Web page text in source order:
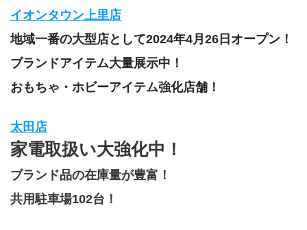
イオンタウン上里店
地域一番の大型店として2024年4月26日オープン！
ブランドアイテム大量展示中！
おもちゃ・ホビーアイテム強化店舗！
太田店
家電取扱い大強化中！
ブランド品の在庫量が豊富！
共用駐車場102台！